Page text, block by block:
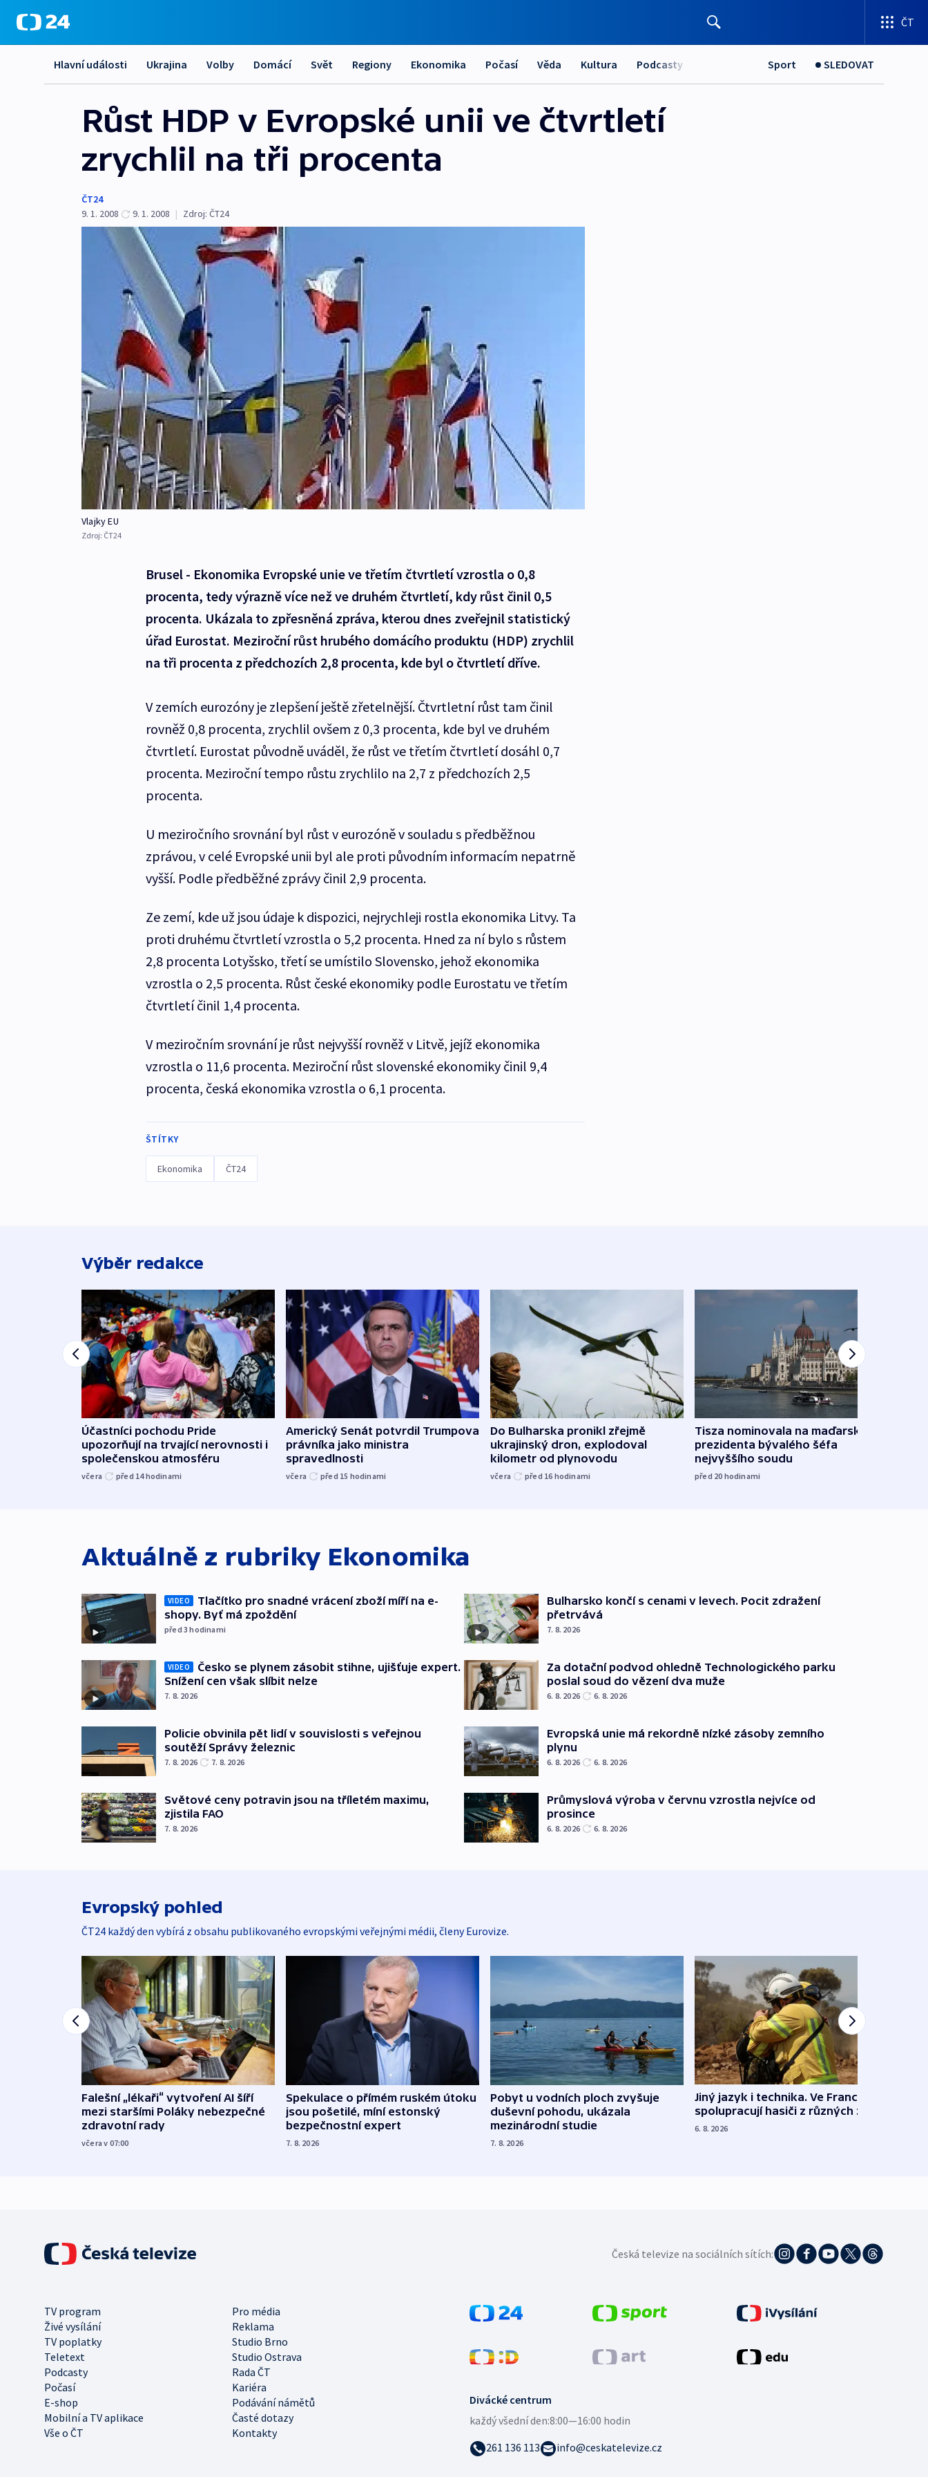
ČT
Hlavní události Ukrajina Volby Domácí Svět Regiony Ekonomika Počasí Věda Kultura Podcasty Sport SLEDOVAT
Růst HDP v Evropské unii ve čtvrtletí
zrychlil na tři procenta
ČT24
9. 1. 2008
9. 1. 2008 | Zdroj: ČT24
Vlajky EU
Zdroj: ČT24
Brusel - Ekonomika Evropské unie ve třetím čtvrtletí vzrostla o 0,8
procenta, tedy výrazně více než ve druhém čtvrtletí, kdy růst činil 0,5
procenta. Ukázala to zpřesněná zpráva, kterou dnes zveřejnil statistický
úřad Eurostat. Meziroční růst hrubého domácího produktu (HDP) zrychlil
na tři procenta z předchozích 2,8 procenta, kde byl o čtvrtletí dříve.
V zemích eurozóny je zlepšení ještě zřetelnější. Čtvrtletní růst tam činil
rovněž 0,8 procenta, zrychlil ovšem z 0,3 procenta, kde byl ve druhém
čtvrtletí. Eurostat původně uváděl, že růst ve třetím čtvrtletí dosáhl 0,7
procenta. Meziroční tempo růstu zrychlilo na 2,7 z předchozích 2,5
procenta.
U meziročního srovnání byl růst v eurozóně v souladu s předběžnou
zprávou, v celé Evropské unii byl ale proti původním informacím nepatrně
vyšší. Podle předběžné zprávy činil 2,9 procenta.
Ze zemí, kde už jsou údaje k dispozici, nejrychleji rostla ekonomika Litvy. Ta
proti druhému čtvrtletí vzrostla o 5,2 procenta. Hned za ní bylo s růstem
2,8 procenta Lotyšsko, třetí se umístilo Slovensko, jehož ekonomika
vzrostla o 2,5 procenta. Růst české ekonomiky podle Eurostatu ve třetím
čtvrtletí činil 1,4 procenta.
V meziročním srovnání je růst nejvyšší rovněž v Litvě, jejíž ekonomika
vzrostla o 11,6 procenta. Meziroční růst slovenské ekonomiky činil 9,4
procenta, česká ekonomika vzrostla o 6,1 procenta.
ŠTÍTKY
Ekonomika ČT24
Výběr redakce
Účastníci pochodu Pride
upozorňují na trvající nerovnosti i
společenskou atmosféru
včera před 14hodinami
Americký Senát potvrdil Trumpova
právníka jako ministra
spravedlnosti
včera před 15 hodinami
Do Bulharska pronikl zřejmě
ukrajinský dron, explodoval
kilometr od plynovodu
včera před 16 hodinami
Tisza nominovala na maďarského
prezidenta bývalého šéfa
nejvyššího soudu
před 20 hodinami
Aktuálně z rubriky Ekonomika
VIDEO
Tlačítko pro snadné vrácení zboží míří na e-
shopy. Byť má zpoždění
před 3hodinami
VIDEO
Česko se plynem zásobit stihne, ujišťuje expert.
Snížení cen však slíbit nelze
7. 8. 2026
Policie obvinila pět lidí v souvislosti s veřejnou
soutěží Správy železnic
7. 8. 2026 7. 8. 2026
Světové ceny potravin jsou na tříletém maximu,
zjistila FAO
7. 8. 2026
Bulharsko končí s cenami v levech. Pocit zdražení
přetrvává
7. 8. 2026
Za dotační podvod ohledně Technologického parku
poslal soud do vězení dva muže
6. 8. 2026 6. 8. 2026
Evropská unie má rekordně nízké zásoby zemního
plynu
6. 8. 2026 6. 8. 2026
Průmyslová výroba v červnu vzrostla nejvíce od
prosince
6. 8. 2026 6. 8. 2026
Evropský pohled
ČT24 každý den vybírá z obsahu publikovaného evropskými veřejnými médii, členy Eurovize.
Falešní „lékaři“ vytvoření AI šíří
mezi staršími Poláky nebezpečné
zdravotní rady
včera v 07:00
Spekulace o přímém ruském útoku
jsou pošetilé, míní estonský
bezpečnostní expert
7. 8. 2026
Pobyt u vodních ploch zvyšuje
duševní pohodu, ukázala
mezinárodní studie
7. 8. 2026
Jiný jazyk i technika. Ve Francii
spolupracují hasiči z různých zemí
6. 8. 2026
Česká televize na sociálních sítích:
TV program
Pro média
Živé vysílání
Reklama
TV poplatky
Studio Brno
Teletext
Studio Ostrava
Podcasty
Rada ČT
Počasí
Kariéra
E-shop
Podávání námětů
Mobilní a TV aplikace
Časté dotazy
Vše o ČT
Kontakty
Divácké centrum
každý všední den:8:00—16:00 hodin
261 136 113
info@ceskatelevize.cz